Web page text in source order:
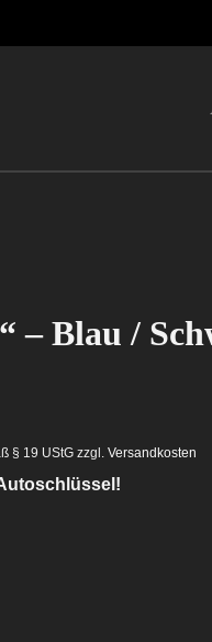
– Blau /
§ 19 UStG zzgl.Versandkosten